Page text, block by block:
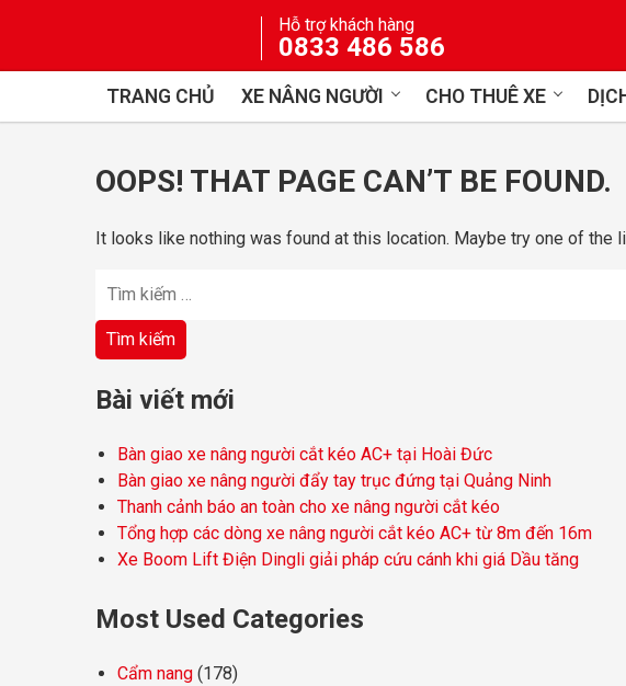
Hỗ trợ khách hàng
0833 486 586
TRANG CHỦ XE NÂNG NGƯỜI CHO THUÊ XE
OOPS! THAT PAGE CAN’T BE FOUND.
It looks like nothing was found at this location. Maybe try one of the
kiếm
cho:
Bài viết mới
Bàn giao xe nâng người cắt kéo AC+ tại Hoài Đức
Bàn giao xe nâng người đẩy tay trục đứng tại Quảng Ninh
Thanh cảnh báo an toàn cho xe nâng người cắt kéo
Tổng hợp các dòng xe nâng người cắt kéo AC+ từ 8m đến 16m
Xe Boom Lift Điện Dingli giải pháp cứu cánh khi giá Dầu tăng
Most Used Categories
Cẩm nang (178)